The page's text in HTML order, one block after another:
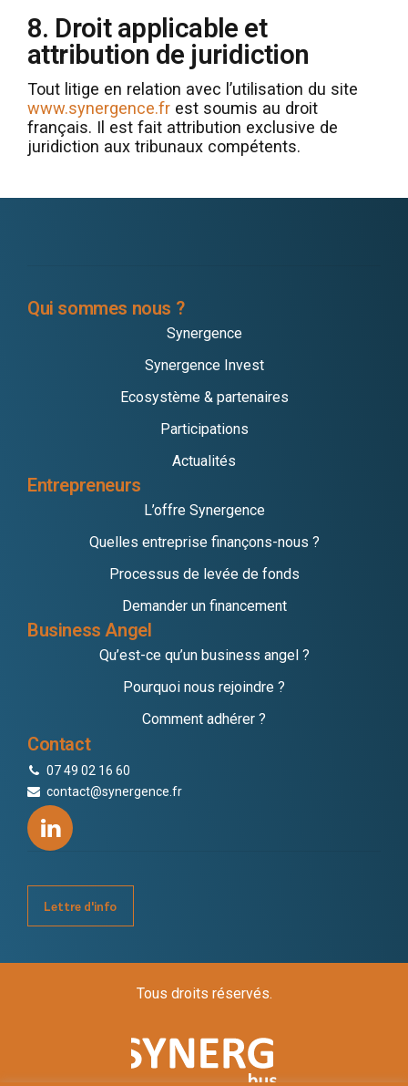
8. Droit applicable et
attribution de juridiction
Tout litige en relation avec l’utilisation du site
www.synergence.fr est soumis au droit
français. Il est fait attribution exclusive de
juridiction aux tribunaux compétents.
Qui sommes nous ?
Synergence
Synergence Invest
Ecosystème & partenaires
Participations
Actualités
Entrepreneurs
L’offre Synergence
Quelles entreprise finançons-nous ?
Processus de levée de fonds
Demander un financement
Business Angel
Qu’est-ce qu’un business angel ?
Pourquoi nous rejoindre ?
Comment adhérer ?
Contact
07 49 02 16 60
contact@synergence.fr
Lettre d'info
Tous droits réservés.